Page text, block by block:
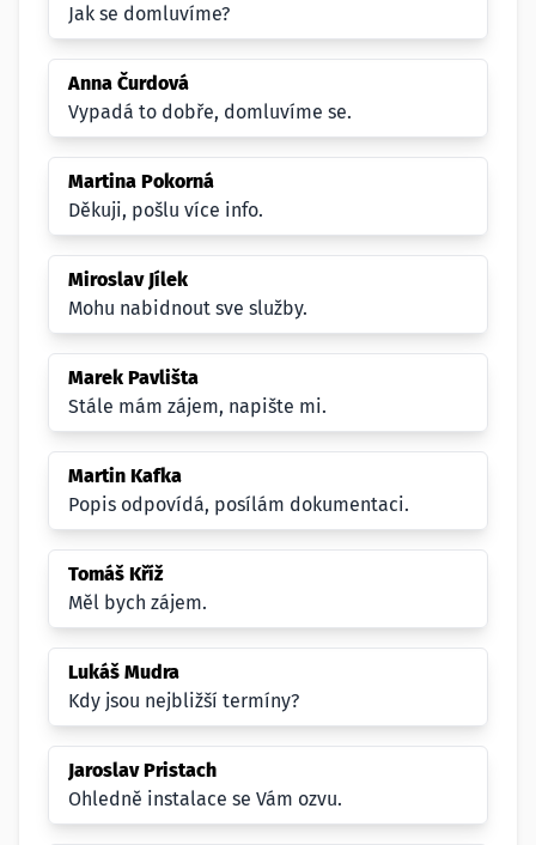
Jak se domluvíme?
Anna Čurdová
Vypadá to dobře, domluvíme se.
Martina Pokorná
Děkuji, pošlu více info.
Miroslav Jílek
Mohu nabidnout sve služby.
Marek Pavlišta
Stále mám zájem, napište mi.
Martin Kafka
Popis odpovídá, posílám dokumentaci.
Tomáš Kříž
Měl bych zájem.
Lukáš Mudra
Kdy jsou nejbližší termíny?
Jaroslav Pristach
Ohledně instalace se Vám ozvu.